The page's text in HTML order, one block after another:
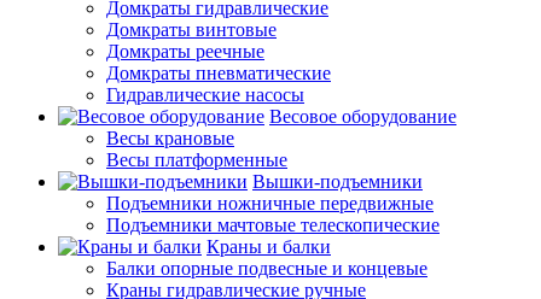
Домкраты гидравлические
Домкраты винтовые
Домкраты реечные
Домкраты пневматические
Гидравлические насосы
Весовое оборудование
Весы крановые
Весы платформенные
Вышки-подъемники
Подъемники ножничные передвижные
Подъемники мачтовые телескопические
Краны и балки
Балки опорные подвесные и концевые
Краны гидравлические ручные